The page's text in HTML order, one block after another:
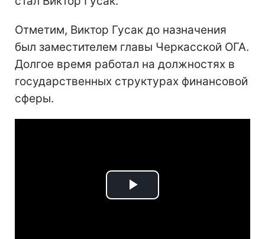
Отметим, Виктор Гусак до назначения
был заместителем главы Черкасской ОГА.
Долгое время работал на должностях в
государственных структурах финансовой
сферы.
Play